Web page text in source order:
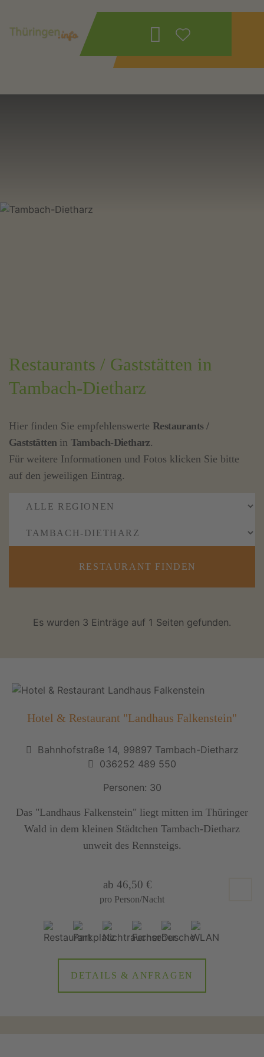
Wonach suchen
in Tambach-Dietharz
Restaurants / Gaststätten in
Tambach-Dietharz
Hier finden Sie empfehlenswerte Restaurants /
GaststätteninTambach-Dietharz.
Für weitere Informationen und Fotos klicken Sie bitte
auf den jeweiligen Eintrag.
RESTAURANT FINDEN
Es wurden 3 Einträge auf 1 Seiten gefunden.
Hotel & Restaurant "Landhaus Falkenstein"
Bahnhofstraße 14, 99897 Tambach-Dietharz
036252 489 550
Personen: 30
Das "Landhaus Falkenstein" liegt mitten im Thüringer
Wald in dem kleinen Städtchen Tambach-Dietharz
unweit des Rennsteigs.
ab 46,50 €
pro Person/Nacht
DETAILS & ANFRAGEN